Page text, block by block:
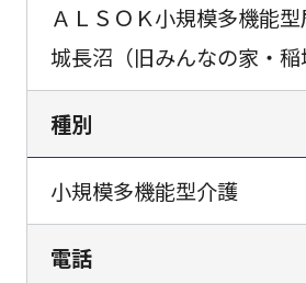
ＡＬＳＯＫ小規模多機能
城長沼（旧みんなの家・稲
種別
小規模多機能型介護
電話